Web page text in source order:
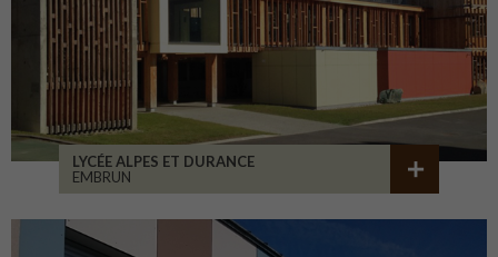
LYCÉE ALPES ET DURANCE
EMBRUN